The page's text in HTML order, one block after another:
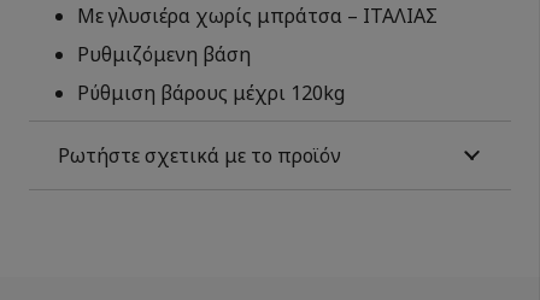
Με γλυσιέρα χωρίς μπράτσα – ΙΤΑΛΙΑΣ
Ρυθμιζόμενη βάση
Ρύθμιση βάρους μέχρι 120kg
Ρωτήστε σχετικά με το προϊόν